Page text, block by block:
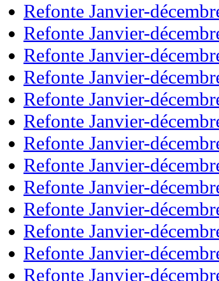
Refonte Janvier-
Refonte Janvier-
Refonte Janvier-
Refonte Janvier-
Refonte Janvier-
Refonte Janvier-
Refonte Janvier-
Refonte Janvier-
Refonte Janvier-
Refonte Janvier-
Refonte Janvier-
Refonte Janvier-
Refonte Janvier-